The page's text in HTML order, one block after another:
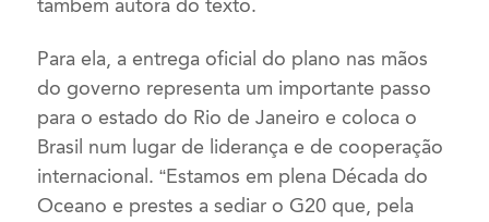
também autora do texto.
Para ela, a entrega oficial do plano nas mãos
do governo representa um importante passo
para o estado do Rio de Janeiro e coloca o
Brasil num lugar de liderança e de cooperação
internacional. “Estamos em plena Década do
Oceano e prestes a sediar o G20 que, pela